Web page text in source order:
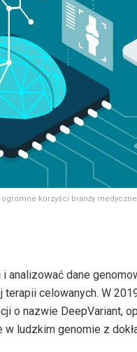
korzyści branży
dane
celowanych. W
o nazwie DeepVariant,
ludzkim genomie z